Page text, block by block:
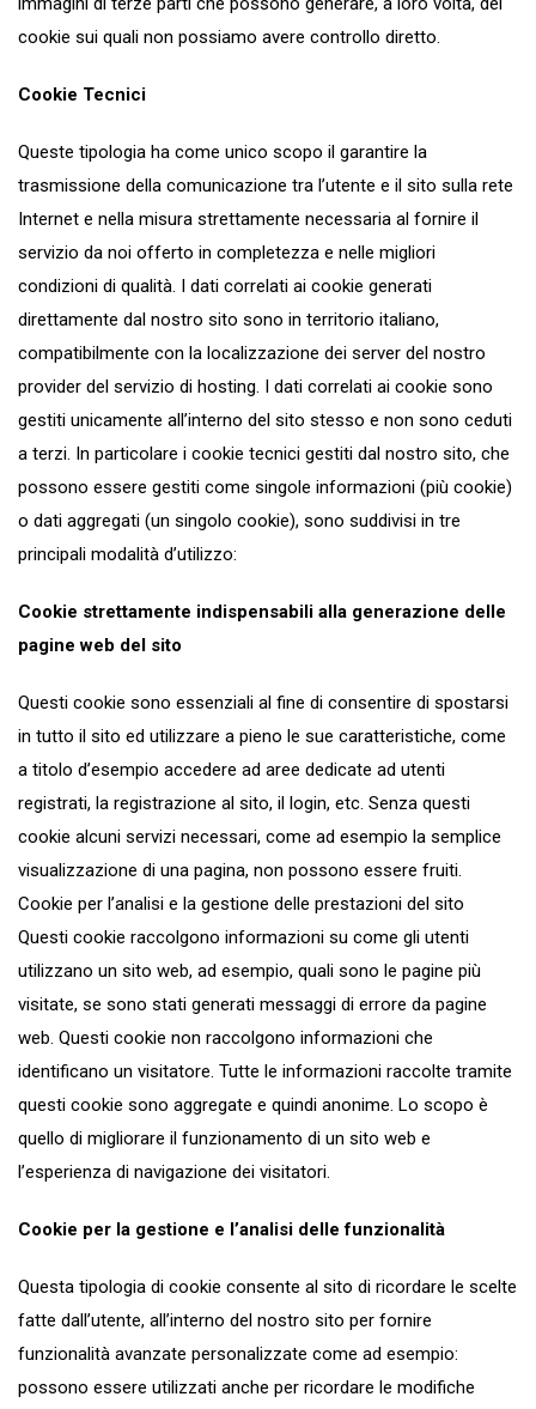
cookie sui quali non possiamo avere controllo diretto.
Cookie Tecnici
Queste tipologia ha come unico scopo il garantire la
trasmissione della comunicazione tra l’utente e il sito sulla rete
Internet e nella misura strettamente necessaria al fornire il
servizio da noi offerto in completezza e nelle migliori
condizioni di qualità. I dati correlati ai cookie generati
direttamente dal nostro sito sono in territorio italiano,
compatibilmente con la localizzazione dei server del nostro
provider del servizio di hosting. I dati correlati ai cookie sono
gestiti unicamente all’interno del sito stesso e non sono ceduti
a terzi. In particolare i cookie tecnici gestiti dal nostro sito, che
possono essere gestiti come singole informazioni (più cookie)
o dati aggregati (un singolo cookie), sono suddivisi in tre
principali modalità d’utilizzo:
Cookie strettamente indispensabili alla generazione delle
pagine web del sito
Questi cookie sono essenziali al fine di consentire di spostarsi
in tutto il sito ed utilizzare a pieno le sue caratteristiche, come
a titolo d’esempio accedere ad aree dedicate ad utenti
registrati, la registrazione al sito, il login, etc. Senza questi
cookie alcuni servizi necessari, come ad esempio la semplice
visualizzazione di una pagina, non possono essere fruiti.
Cookie per l’analisi e la gestione delle prestazioni del sito
Questi cookie raccolgono informazioni su come gli utenti
utilizzano un sito web, ad esempio, quali sono le pagine più
visitate, se sono stati generati messaggi di errore da pagine
web. Questi cookie non raccolgono informazioni che
identificano un visitatore. Tutte le informazioni raccolte tramite
questi cookie sono aggregate e quindi anonime. Lo scopo è
quello di migliorare il funzionamento di un sito web e
l’esperienza di navigazione dei visitatori.
Cookie per la gestione e l’analisi delle funzionalità
Questa tipologia di cookie consente al sito di ricordare le scelte
fatte dall’utente, all’interno del nostro sito per fornire
funzionalità avanzate personalizzate come ad esempio:
possono essere utilizzati anche per ricordare le modifiche